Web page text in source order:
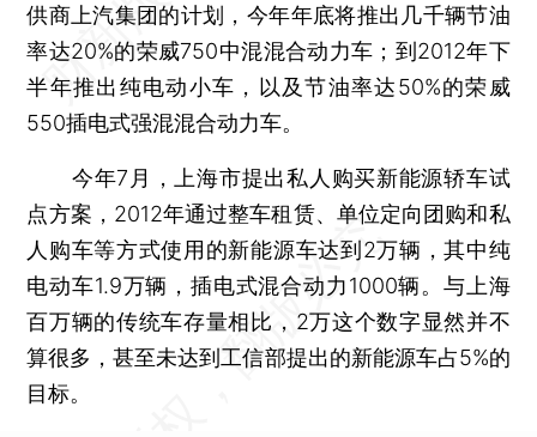
供商上汽集团的计划，今年年底将推出几千辆节油
率达20%的荣威750中混混合动力车；到2012年下
半年推出纯电动小车，以及节油率达50%的荣威
550插电式强混混合动力车。
今年7月，上海市提出私人购买新能源轿车试
点方案，2012年通过整车租赁、单位定向团购和私
人购车等方式使用的新能源车达到2万辆，其中纯
电动车1.9万辆，插电式混合动力1000辆。与上海
百万辆的传统车存量相比，2万这个数字显然并不
算很多，甚至未达到工信部提出的新能源车占5%的
目标。